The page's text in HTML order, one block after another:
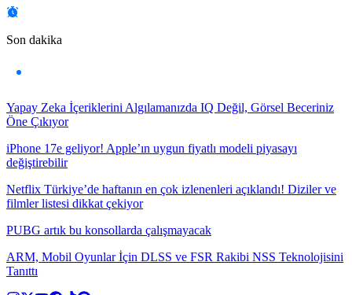
Son dakika
Yapay Zeka İçeriklerini Algılamanızda IQ Değil, Görsel Beceriniz
Öne Çıkıyor
iPhone 17e geliyor! Apple’ın uygun fiyatlı modeli piyasayı
değiştirebilir
Netflix Türkiye’de haftanın en çok izlenenleri açıklandı! Diziler ve
filmler listesi dikkat çekiyor
PUBG artık bu konsollarda çalışmayacak
ARM, Mobil Oyunlar İçin DLSS ve FSR Rakibi NSS Teknolojisini
Tanıttı